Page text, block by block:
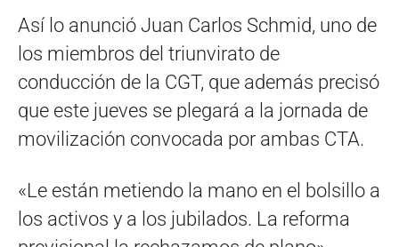
Así lo anunció Juan Carlos Schmid, uno de
los miembros del triunvirato de
conducción de la CGT, que además precisó
que este jueves se plegará a la jornada de
movilización convocada por ambas CTA.
«Le están metiendo la mano en el bolsillo a
los activos y a los jubilados. La reforma